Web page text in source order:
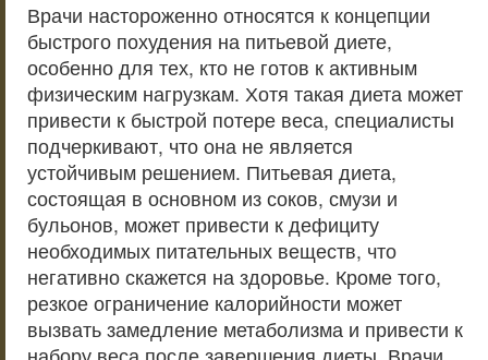
Врачи настороженно относятся к концепции
быстрого похудения на питьевой диете,
особенно для тех, кто не готов к активным
физическим нагрузкам. Хотя такая диета может
привести к быстрой потере веса, специалисты
подчеркивают, что она не является
устойчивым решением. Питьевая диета,
состоящая в основном из соков, смузи и
бульонов, может привести к дефициту
необходимых питательных веществ, что
негативно скажется на здоровье. Кроме того,
резкое ограничение калорийности может
вызвать замедление метаболизма и привести к